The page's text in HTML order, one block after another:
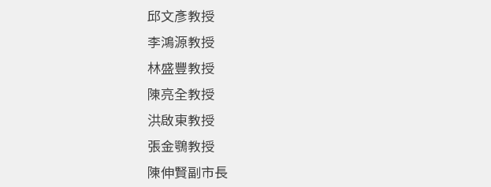
邱文彥教授
李鴻源教授
林盛豐教授
陳亮全教授
洪啟東教授
張金鶚教授
陳伸賢副市長